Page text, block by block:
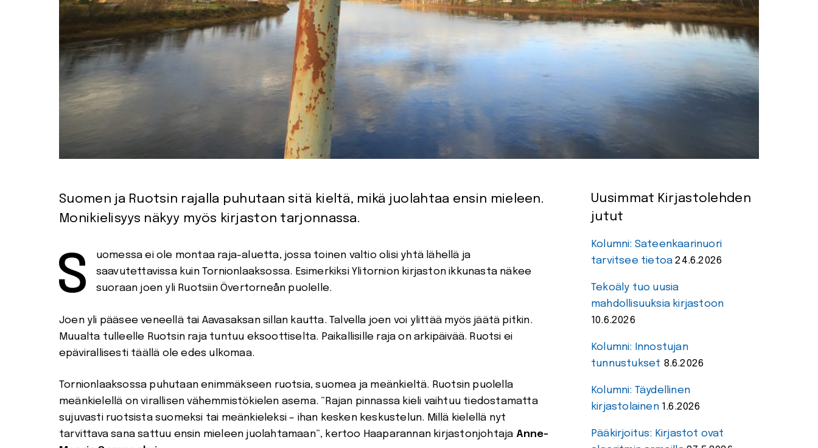
Suomen ja Ruotsin rajalla puhutaan sitä kieltä, mikä juolahtaa ensin mieleen.
Monikielisyys näkyy myös kirjaston tarjonnassa.
Suomessa ei ole montaa raja-aluetta, jossa toinen valtio olisi yhtä lähellä ja
saavutettavissa kuin Tornionlaaksossa. Esimerkiksi Ylitornion kirjaston ikkunasta näkee
suoraan joen yli Ruotsiin Övertorneån puolelle.
Joen yli pääsee veneellä tai Aavasaksan sillan kautta. Talvella joen voi ylittää myös jäätä pitkin.
Muualta tulleelle Ruotsin raja tuntuu eksoottiselta. Paikallisille raja on arkipäivää. Ruotsi ei
epävirallisesti täällä ole edes ulkomaa.
Tornionlaaksossa puhutaan enimmäkseen ruotsia, suomea ja meänkieltä. Ruotsin puolella
meänkielellä on virallisen vähemmistökielen asema. ”Rajan pinnassa kieli vaihtuu tiedostamatta
sujuvasti ruotsista suomeksi tai meänkieleksi – ihan kesken keskustelun. Millä kielellä nyt
tarvittava sana sattuu ensin mieleen juolahtamaan”, kertoo Haaparannan kirjastonjohtaja Anne-
Uusimmat Kirjastolehden
jutut
Kolumni: Sateenkaarinuori
tarvitsee tietoa 24.6.2026
Tekoäly tuo uusia
mahdollisuuksia kirjastoon
10.6.2026
Kolumni: Innostujan
tunnustukset 8.6.2026
Kolumni: Täydellinen
kirjastolainen 1.6.2026
Pääkirjoitus: Kirjastot ovat